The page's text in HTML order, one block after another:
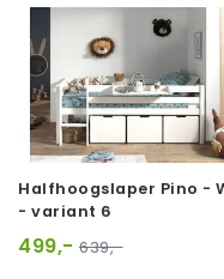
Halfhoogslaper Pino -
- variant 6
499,- 639,-